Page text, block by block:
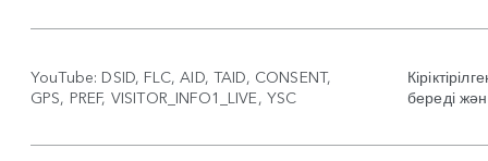
YouTube: DSID, FLC, AID, TAID, CONSENT,
GPS, PREF, VISITOR_INFO1_LIVE, YSC
береді